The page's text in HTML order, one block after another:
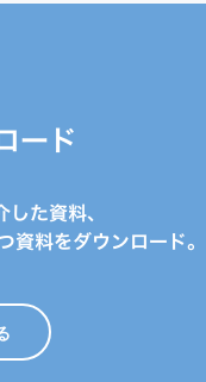
ード
た資料、
料をダウンロード。